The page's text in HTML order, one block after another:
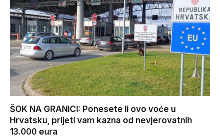
ŠOK NA GRANICI: Ponesete li ovo voće u
Hrvatsku, prijeti vam kazna od nevjerovatnih
13.000 eura